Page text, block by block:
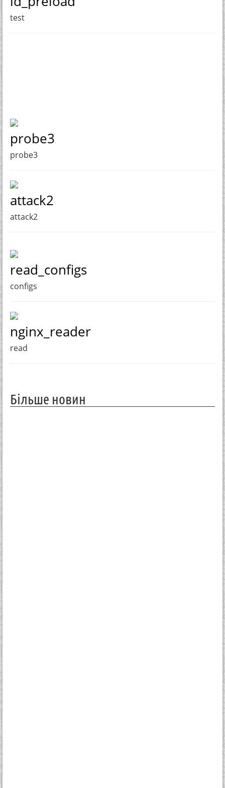
test
probe3
probe3
attack2
attack2
read_configs
configs
nginx_reader
read
Більше новин